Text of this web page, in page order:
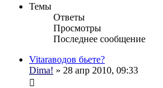
Темы
Ответы
Просмотры
Последнее сообщение
Vitaraводов бьете?
Dima! » 28 апр 2010, 09:33